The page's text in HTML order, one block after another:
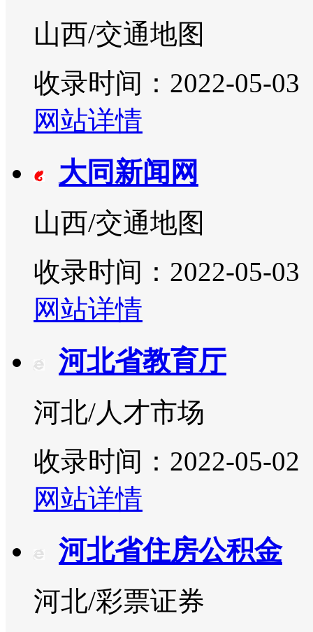
山西/交通地图
收录时间：2022-05-03
网站详情
大同新闻网
山西/交通地图
收录时间：2022-05-03
网站详情
河北省教育厅
河北/人才市场
收录时间：2022-05-02
网站详情
河北省住房公积金
河北/彩票证券